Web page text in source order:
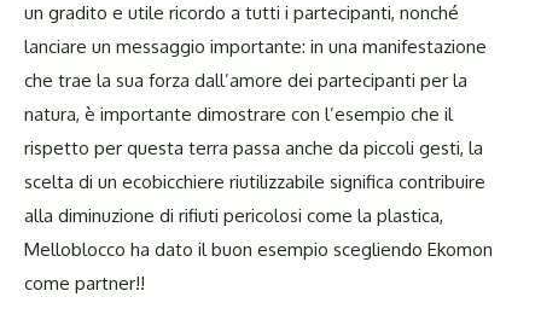
un gradito e utile ricordo a tutti i partecipanti, nonché
lanciare un messaggio importante: in una manifestazione
che trae la sua forza dall’amore dei partecipanti per la
natura, è importante dimostrare con l’esempio che il
rispetto per questa terra passa anche da piccoli gesti, la
scelta di un ecobicchiere riutilizzabile significa contribuire
alla diminuzione di rifiuti pericolosi come la plastica,
Melloblocco ha dato il buon esempio scegliendo Ekomon
come partner!!